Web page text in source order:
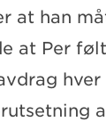
at han
at Per